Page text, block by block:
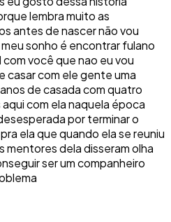
lembra muito as
antes de nascer não vou
sonho é encontrar fulano
você que nao eu vou
casar com ele gente uma
de casada com quatro
com ela naquela época
por terminar o
ela que quando ela se reuniu
mentores dela disseram olha
ser um companheiro